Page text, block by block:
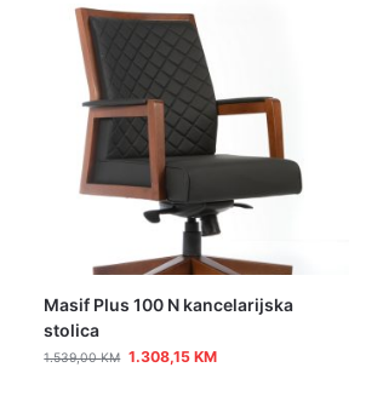
Masif Plus 100 N kancelarijska
stolica
1.539,00KM 1.308,15 KM